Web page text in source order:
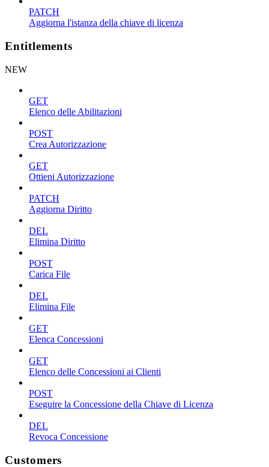
PATCH
Aggiorna l'istanza della chiave di licenza
Entitlements
NEW
GET
Elenco delle Abilitazioni
POST
Crea Autorizzazione
GET
Ottieni Autorizzazione
PATCH
Aggiorna Diritto
DEL
Elimina Diritto
POST
Carica File
DEL
Elimina File
GET
Elenca Concessioni
GET
Elenco delle Concessioni ai Clienti
POST
Eseguire la Concessione della Chiave di Licenza
DEL
Revoca Concessione
Customers